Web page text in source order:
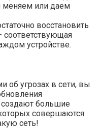
меняем или даем
восстановить
соответствующая
устройстве.
об угрозах в сети, вы
большие
совершаются
сеть!